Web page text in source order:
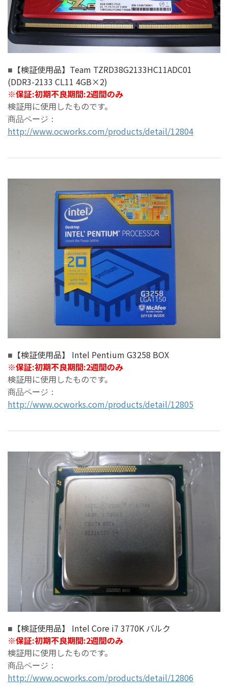
■
【検証使用品】Team TZRD38G2133HC11ADC01
(DDR3-2133 CL11 4GB×2)
※保証:初期不良期間:2週間のみ
検証用に使用したものです。
商品ページ：
http://www.ocworks.com/products/detail/12804
■
【検証使用品】 Intel Pentium G3258 BOX
※保証:初期不良期間:2週間のみ
検証用に使用したものです。
商品ページ：
http://www.ocworks.com/products/detail/12805
■
【検証使用品】 Intel Core i7 3770K バルク
※保証:初期不良期間:2週間のみ
検証用に使用したものです。
商品ページ：
http://www.ocworks.com/products/detail/12806